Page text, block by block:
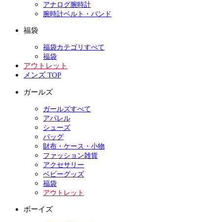
アナログ腕時計
腕時計ベルト・バンド
福袋
福袋カテゴリすべて
福袋
アウトレット
メンズ TOP
ガールズ
ガールズすべて
アパレル
シューズ
バッグ
財布・ケース・小物
ファッション雑貨
アクセサリー
ベビーグッズ
福袋
アウトレット
ボーイズ